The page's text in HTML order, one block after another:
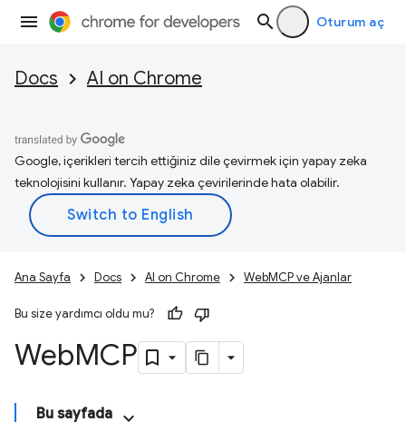
Oturum aç
Docs AI on Chrome
Google, içerikleri tercih ettiğiniz dile çevirmek için yapay zeka
teknolojisini kullanır. Yapay zeka çevirilerinde hata olabilir.
Ana Sayfa Docs AI on Chrome WebMCP ve Ajanlar
Bu size yardımcı oldu mu?
WebMCP
Bu sayfada